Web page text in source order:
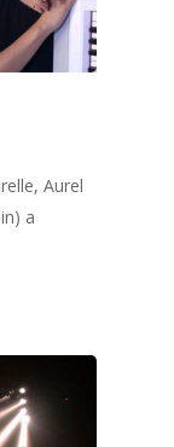
Aurel
a